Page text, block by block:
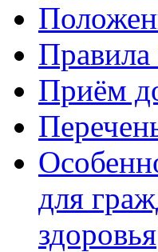
Приём
для
здоровья